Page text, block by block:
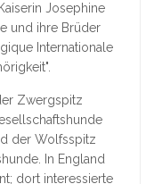
Josephine
und ihre Brüder
Internationale
Zwergspitz
der Wolfsspitz
In England
dort interessierte